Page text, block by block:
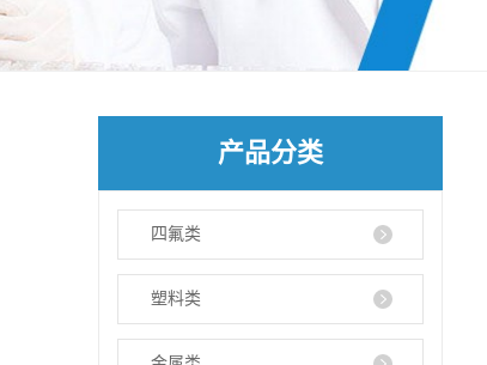
产品分类
四氟类
塑料类